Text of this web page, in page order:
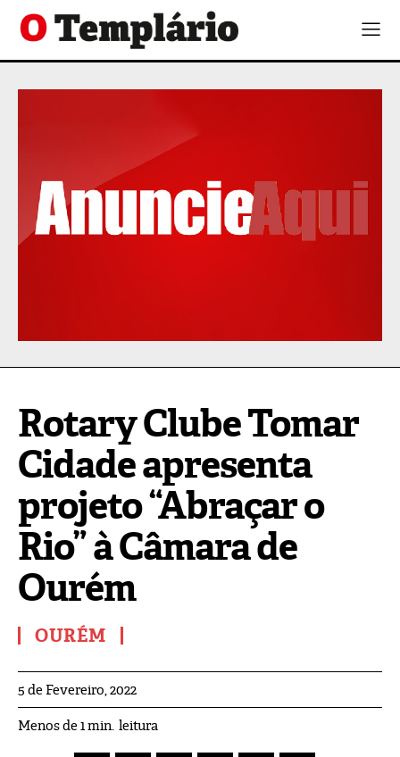
Rotary Clube Tomar
Cidade apresenta
projeto “Abraçar o
Rio” à Câmara de
Ourém
OURÉM
5 de Fevereiro, 2022
Menos de 1min. leitura